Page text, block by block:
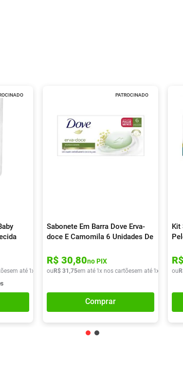
em até 1x de R$ 13,40
PATROCINADO
Sabonete Em Barra Dove Erva-
doce E Camomila 6 Unidades De
R$ 30,80no PIX
ouR$ 31 ,75em até 1x nos cartõesem até 1x de R$
Comprar
Kit
R$
ou